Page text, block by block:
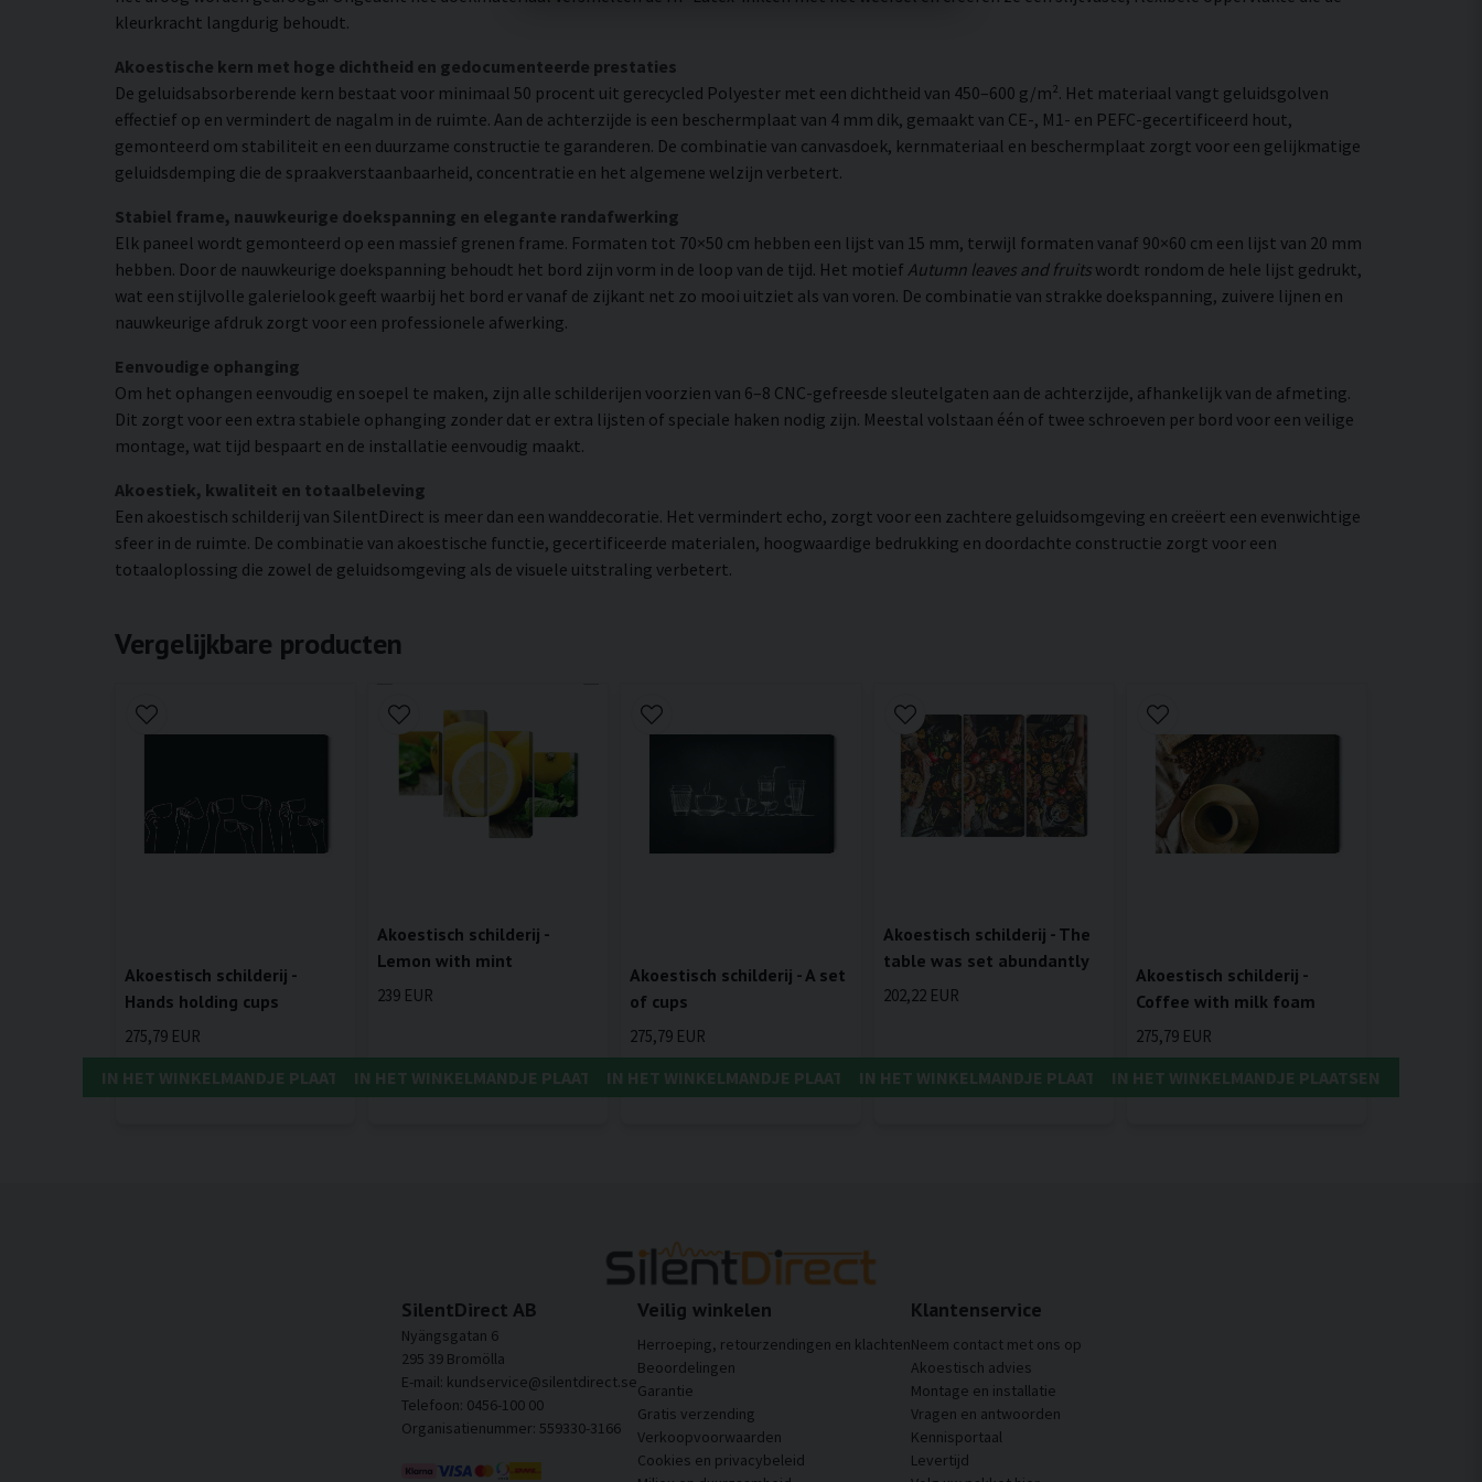
kleurkracht langdurig behoudt.
Akoestische kern met hoge dichtheid en gedocumenteerde prestaties
De geluidsabsorberende kern bestaat voor minimaal 50 procent uit gerecycled Polyester met een dichtheid van 450–600 g/m². Het materiaal vangt geluidsgolven
effectief op en vermindert de nagalm in de ruimte. Aan de achterzijde is een beschermplaat van 4 mm dik, gemaakt van CE-, M1- en PEFC-gecertificeerd hout,
gemonteerd om stabiliteit en een duurzame constructie te garanderen. De combinatie van canvasdoek, kernmateriaal en beschermplaat zorgt voor een gelijkmatige
geluidsdemping die de spraakverstaanbaarheid, concentratie en het algemene welzijn verbetert.
Stabiel frame, nauwkeurige doekspanning en elegante randafwerking
Elk paneel wordt gemonteerd op een massief grenen frame. Formaten tot 70×50 cm hebben een lijst van 15 mm, terwijl formaten vanaf 90×60 cm een lijst van 20 mm
hebben. Door de nauwkeurige doekspanning behoudt het bord zijn vorm in de loop van de tijd. Het motief Autumn leaves and fruits wordt rondom de hele lijst gedrukt,
wat een stijlvolle galerielook geeft waarbij het bord er vanaf de zijkant net zo mooi uitziet als van voren. De combinatie van strakke doekspanning, zuivere lijnen en
nauwkeurige afdruk zorgt voor een professionele afwerking.
Eenvoudige ophanging
Om het ophangen eenvoudig en soepel te maken, zijn alle schilderijen voorzien van 6–8 CNC-gefreesde sleutelgaten aan de achterzijde, afhankelijk van de afmeting.
Dit zorgt voor een extra stabiele ophanging zonder dat er extra lijsten of speciale haken nodig zijn. Meestal volstaan één of twee schroeven per bord voor een veilige
montage, wat tijd bespaart en de installatie eenvoudig maakt.
Akoestiek, kwaliteit en totaalbeleving
Een akoestisch schilderij van SilentDirect is meer dan een wanddecoratie. Het vermindert echo, zorgt voor een zachtere geluidsomgeving en creëert een evenwichtige
sfeer in de ruimte. De combinatie van akoestische functie, gecertificeerde materialen, hoogwaardige bedrukking en doordachte constructie zorgt voor een
totaaloplossing die zowel de geluidsomgeving als de visuele uitstraling verbetert.
Vergelijkbare producten
Akoestisch schilderij -
Hands holding cups
275,79 EUR
IN HET WINKELMANDJE PLAATSEN
Akoestisch schilderij -
Lemon with mint
239 EUR
IN HET WINKELMANDJE PLAATSEN
Akoestisch schilderij - A set
of cups
275,79 EUR
IN HET WINKELMANDJE PLAATSEN
Akoestisch schilderij - The
table was set abundantly
202,22 EUR
IN HET WINKELMANDJE PLAATSEN
Akoestisch schilderij -
Coffee with milk foam
275,79 EUR
IN HET WINKELMANDJE PLAATSEN
SilentDirect AB
Nyängsgatan 6
295 39 Bromölla
E-mail: kundservice@silentdirect.se
Telefoon: 0456-100 00
Organisatienummer: 559330-3166
Veilig winkelen
Herroeping, retourzendingen en klachten
Beoordelingen
Garantie
Gratis verzending
Verkoopvoorwaarden
Cookies en privacybeleid
Klantenservice
Neem contact met ons op
Akoestisch advies
Montage en installatie
Vragen en antwoorden
Kennisportaal
Levertijd